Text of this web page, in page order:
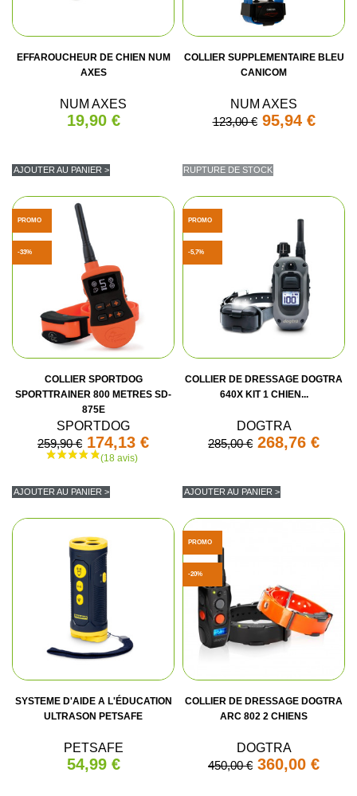
EFFAROUCHEUR DE CHIEN NUM
AXES
NUM AXES
19,90 €
AJOUTER AU PANIER >
COLLIER SUPPLEMENTAIRE BLEU
CANICOM
NUM AXES
123,00 € 95,94 €
RUPTURE DE STOCK
COLLIER SPORTDOG
SPORTTRAINER 800 METRES SD-
875E
SPORTDOG
259,90 € 174,13 €
AJOUTER AU PANIER >
PROMO
-33%
COLLIER DE DRESSAGE DOGTRA
640X KIT 1 CHIEN...
DOGTRA
285,00 € 268,76 €
AJOUTER AU PANIER >
PROMO
-5,7%
SYSTEME D'AIDE A L'ÉDUCATION
ULTRASON PETSAFE
PETSAFE
54,99 €
COLLIER DE DRESSAGE DOGTRA
ARC 802 2 CHIENS
DOGTRA
450,00 € 360,00 €
PROMO
-20%